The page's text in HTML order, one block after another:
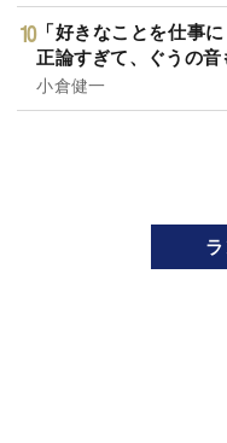
「好きなことを仕事
正論すぎて、ぐうの
小倉健一